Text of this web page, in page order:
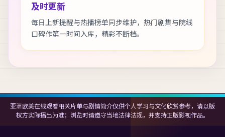
及时更新
每日上新提醒与热播榜单同步维护，热门剧集与院线
口碑作第一时间入库，精彩不断档。
亚洲欧美在线观看相关片单与剧情简介仅供个人学习与文化欣赏参考，请以版
权方实际播出为准；浏览时请遵守当地法律法规，并支持正版影视作品。